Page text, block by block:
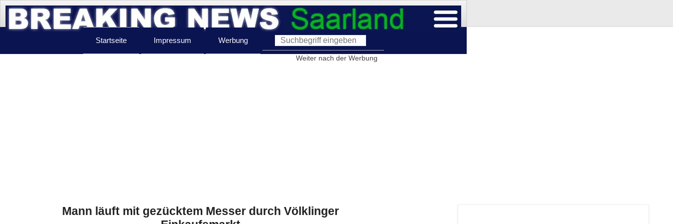
Startseite Impressum Werbung
Weiter nach der Werbung
Mann läuft mit gezücktem Messer durch Völklinger